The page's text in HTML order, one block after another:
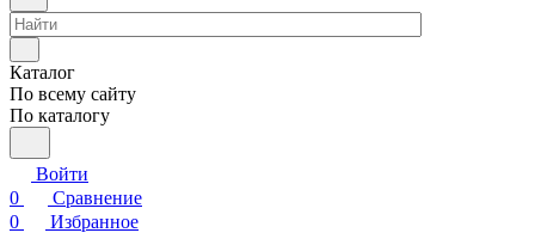
Каталог
По всему сайту
По каталогу
Войти
0
Сравнение
0
Избранное